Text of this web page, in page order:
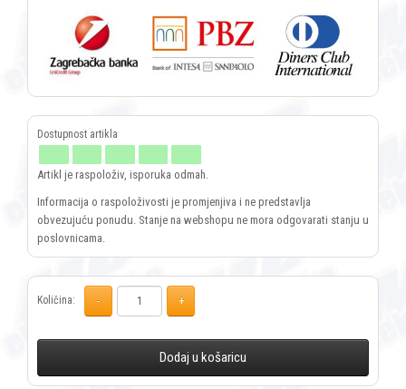
Artikl je raspoloživ, isporuka odmah.
Informacija o raspoloživosti je promjenjiva i ne predstavlja
obvezujuću ponudu. Stanje na webshopu ne mora odgovarati stanju u
poslovnicama.
Količina:
Dodaj u košaricu